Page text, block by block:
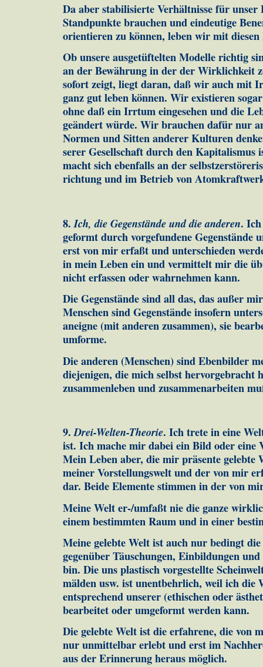
Da aber stabilisierte Verhältnisse für unser
Stand­punk­te brau­chen und eindeutige
orientieren zu können, leben wir mit
Ob unsere ausgetüftelten Modelle richtig
an der Be­währung in der der Wirklichkeit
sofort zeigt, liegt da­ran, daß wir auch mit
ganz gut leben können. Wir exi­stie­ren
ohne daß ein Irrtum eingesehen und die
geändert würde. Wir brauchen dafür nur
Nor­men und Sitten anderer Kulturen
serer Gesellschaft durch den Kapitalismus
macht sich ebenfalls an der
richtung und im Be­trieb von
8.Ich, die Gegenstände und die anderen.
geformt durch vorgefundene Gegenstände
erst von mir erfaßt und unterschieden
in mein Leben ein und ver­mit­telt mir die
nicht erfassen oder wahrnehmen kann.
Die Gegenstände sind all das, das außer
Menschen sind Ge­gen­stände insofern
aneigne (mit anderen zusam­men), sie
umforme.
Die anderen (Menschen) sind Ebenbilder
diejenigen, die mich selbst hervorgebracht
zusammenleben und zusammen­ar­bei­ten
9.Drei-Welten-Theorie. Ich trete in eine
ist. Ich ma­che mir dabei ein Bild oder eine
Mein Leben aber, die mir präsente
meiner Vorstellungs­welt und der von mir
dar. Beide Elemente stimmen in der von
Meine Welt er-/umfaßt nie die ganze
einem be­stimm­ten Raum und in einer
Meine gelebte Welt ist auch nur bedingt
gegenüber Täu­schungen, Ein­bildungen
bin. Die uns plastisch vor­gestellte
mäl­den usw. ist unentbehr­lich, weil ich
entsprechend un­se­rer (ethischen oder
bearbeitet oder umgeformt werden kann.
Die gelebte Welt ist die erfahrene, die von
nur un­mit­telbar erlebt und erst im
aus der Erinnerung her­aus möglich.